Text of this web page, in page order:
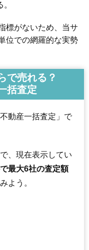
標がないため、当サ
位での網羅的な実勢
で売れる？
括査定
動産一括査定」で
、現在表示してい
最大6社の査定額
よう。